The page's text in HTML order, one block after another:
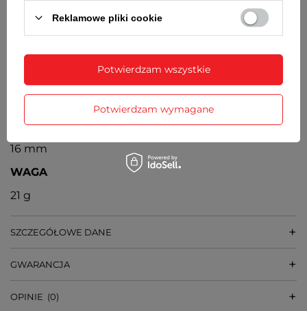
32 mm
10 mm
SZEROKOŚĆ PASKA PRZY KOPERCIE
16 mm
WAGA
21 g
SZCZEGÓŁOWE DANE
GWARANCJA
OPINIE (0)
Reklamowe pliki cookie
Potwierdzam wymagane
Potwierdzam wszystkie